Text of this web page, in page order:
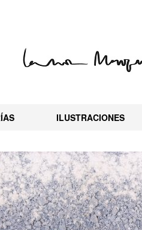
ILUSTRACIONES